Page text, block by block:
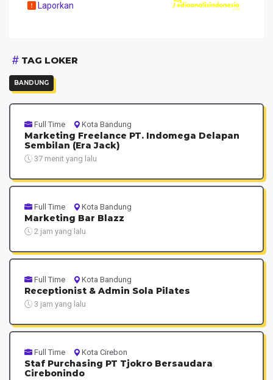
Laporkan
TAG LOKER
BANDUNG
Full Time Kota Bandung
Marketing Freelance PT. Indomega Delapan
Sembilan (Era Jack)
37 menit yang lalu
Full Time Kota Bandung
Marketing Bar Blazz
2 jam yang lalu
Full Time Kota Bandung
Receptionist & Admin Sola Pilates
3 jam yang lalu
Full Time Kota Cirebon
Staf Purchasing PT Tjokro Bersaudara
Cirebonindo